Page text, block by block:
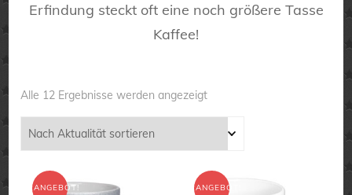
Erfindung steckt oft eine noch größere Tasse
Kaffee!
Alle 12 Ergebnisse werden angezeigtNach
sortiert
ANGEBOT! ANGEBOT!